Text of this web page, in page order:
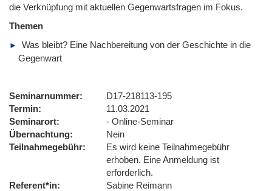
die Verknüpfung mit aktuellen Gegenwartsfragen im Fokus.
Themen
Was bleibt? Eine Nachbereitung von der Geschichte in die
Gegenwart
Seminarnummer
D17-218113-195
Termin
11.03.2021
Seminarort
- Online-Seminar
Übernachtung
Nein
Teilnahmegebühr
Es wird keine Teilnahmegebühr
erhoben. Eine Anmeldung ist
erforderlich.
Referent*in
Sabine Reimann